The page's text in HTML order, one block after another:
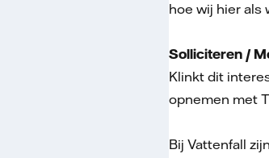
hoe wij hier als
Solliciteren /
Klinkt dit
opnemen met
Bij Vattenfall